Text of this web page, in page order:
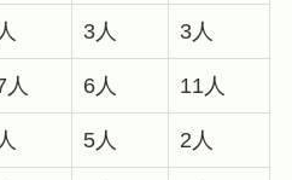
3人 3人
人 6人 11人
5人 2人